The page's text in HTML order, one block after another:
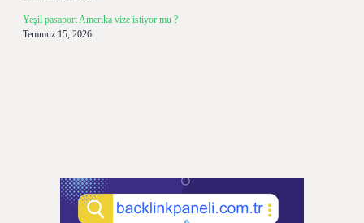
Yeşil pasaport Amerika vize istiyor mu ?
Temmuz 15, 2026